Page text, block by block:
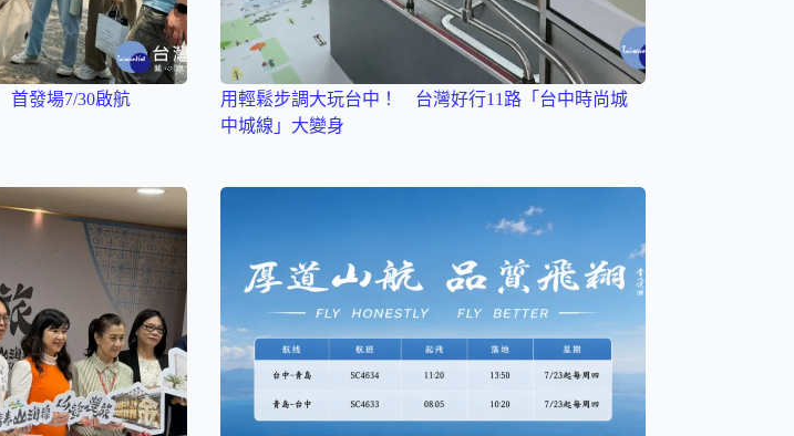
發場7/30啟航
用輕鬆步調大玩台中！ 台灣好行11路「台中時尚城
中城線」大變身